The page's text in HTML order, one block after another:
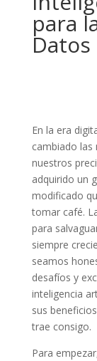
para
En la era
cambiado las
nuestros
adquirido un
modificado
tomar café.
para
siempre
seamos
desafíos y
inteligencia
sus
trae consigo.
Para